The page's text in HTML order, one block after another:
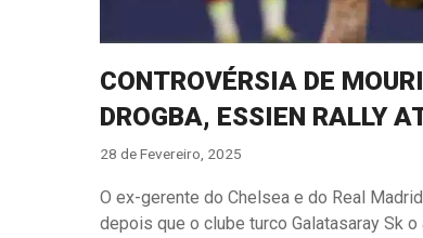
CONTROVÉRSIA DE
DROGBA, ESSIEN RALLY
28 de Fevereiro, 2025
O ex-gerente do Chelsea e do Real
depois que o clube turco Galatasaray Sk